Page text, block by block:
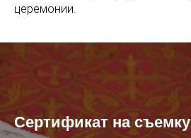
церемонии.
Сертификат на съемку